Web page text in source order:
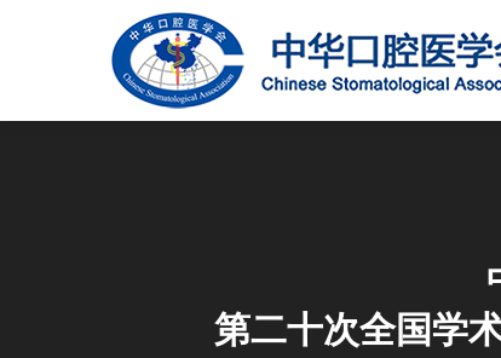
第二十次全国学